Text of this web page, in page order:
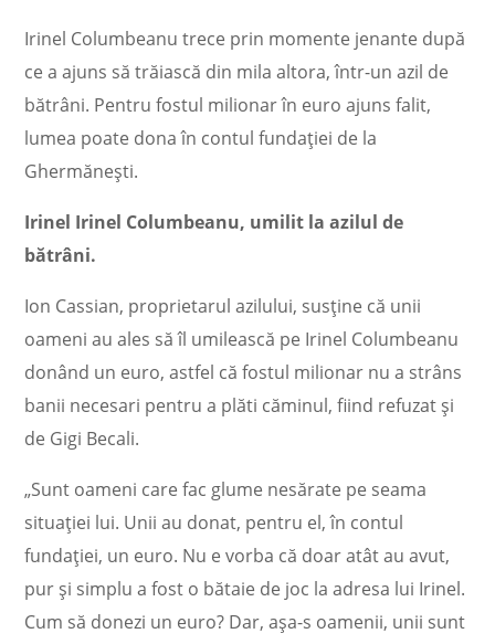
Irinel Columbeanu trece prin momente jenante după
ce a ajuns să trăiască din mila altora, într-un azil de
bătrâni. Pentru fostul milionar în euro ajuns falit,
lumea poate dona în contul fundației de la
Ghermănești.
Irinel Irinel Columbeanu, umilit la azilul de
bătrâni.
Ion Cassian, proprietarul azilului, susţine că unii
oameni au ales să îl umilească pe Irinel Columbeanu
donând un euro, astfel că fostul milionar nu a strâns
banii necesari pentru a plăti căminul, fiind refuzat și
de Gigi Becali.
„Sunt oameni care fac glume nesărate pe seama
situației lui. Unii au donat, pentru el, în contul
fundației, un euro. Nu e vorba că doar atât au avut,
pur și simplu a fost o bătaie de joc la adresa lui Irinel.
Cum să donezi un euro? Dar, așa-s oamenii, unii sunt